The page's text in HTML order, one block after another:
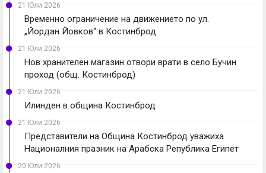
21 Юли 2026
Временно ограничение на движението по ул.
„Йордан Йовков“ в Костинброд
21 Юли 2026
Нов хранителен магазин отвори врати в село Бучин
проход (общ. Костинброд)
21 Юли 2026
Илинден в община Костинброд
21 Юли 2026
Представители на Община Костинброд уважиха
Националния празник на Арабска Република Египет
20 Юли 2026